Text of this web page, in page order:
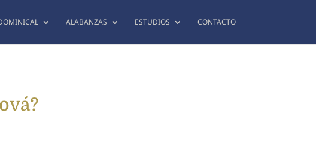
ALABANZAS ESTUDIOS CONTACTO